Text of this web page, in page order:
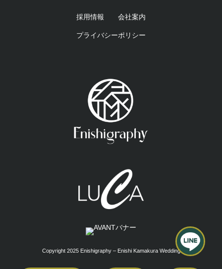
採用情報 会社案内
プライバシーポリシー
Copyright 2025 Enishigraphy – Enishi Kamakura Wedding